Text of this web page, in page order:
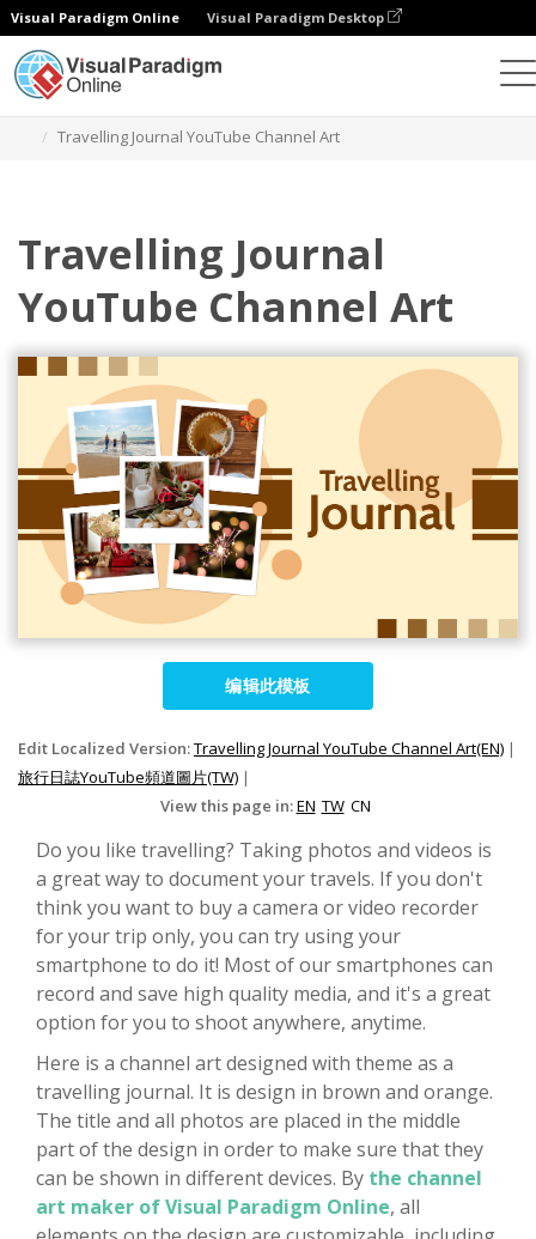
Visual Paradigm Online Visual Paradigm Desktop
Travelling Journal YouTube Channel Art
Travelling Journal
YouTube Channel Art
编辑此模板
Edit Localized Version:Travelling Journal YouTube Channel Art(EN) |
旅行日誌YouTube頻道圖片(TW) |
View this page in:EN TW CN
Do you like travelling? Taking photos and videos is
a great way to document your travels. If you don't
think you want to buy a camera or video recorder
for your trip only, you can try using your
smartphone to do it! Most of our smartphones can
record and save high quality media, and it's a great
option for you to shoot anywhere, anytime.
Here is a channel art designed with theme as a
travelling journal. It is design in brown and orange.
The title and all photos are placed in the middle
part of the design in order to make sure that they
can be shown in different devices. By the channel
art maker of Visual Paradigm Online, all